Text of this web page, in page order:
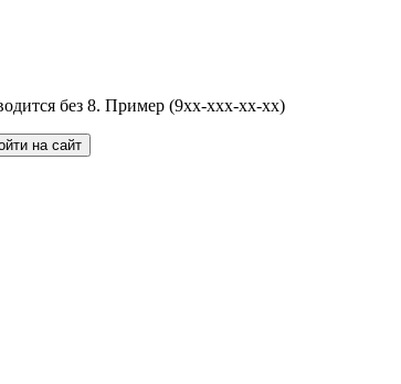
без 8. Пример (9хх-ххх-хх-хх)
на сайт